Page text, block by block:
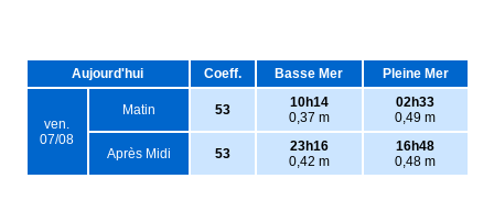
Aujourd'hui Coeff. Basse Mer Pleine Mer
ven.
07/08
Matin 53
10h14
0,37 m
02h33
0,49 m
Après Midi 53
23h16
0,42 m
16h48
0,48 m